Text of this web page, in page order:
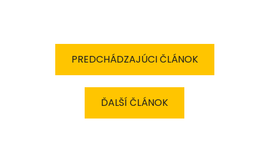
PREDCHÁDZAJÚCI ČLÁNOK
ĎALŠÍ ČLÁNOK